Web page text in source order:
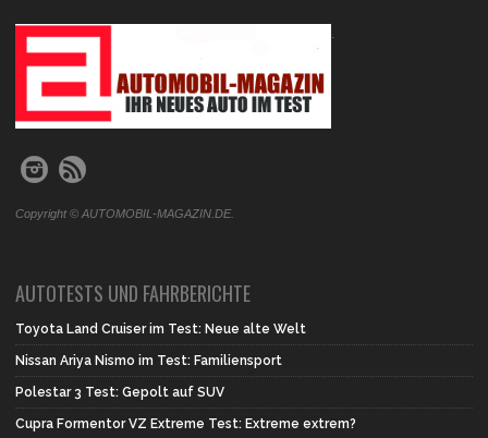
Copyright © AUTOMOBIL-MAGAZIN.DE.
AUTOTESTS UND FAHRBERICHTE
Toyota Land Cruiser im Test: Neue alte Welt
Nissan Ariya Nismo im Test: Familiensport
Polestar 3 Test: Gepolt auf SUV
Cupra Formentor VZ Extreme Test: Extreme extrem?